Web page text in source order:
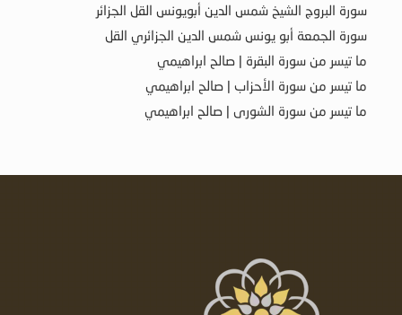
سورة البروج الشيخ شمس الدين أبويونس القل الجزائر
سورة الجمعة أبو يونس شمس الدين الجزائري القل
ما تيسر من سورة البقرة | صالح ابراهيمي
ما تيسر من سورة الأحزاب | صالح ابراهيمي
ما تيسر من سورة الشورى | صالح ابراهيمي